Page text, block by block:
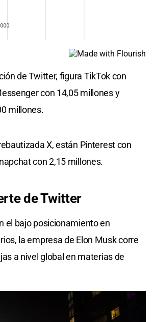
de Twitter, figura TikTok con
con 14,05 millones y
millones.
X, están Pinterest con
con 2,15 millones.
de Twitter
el bajo posicionamiento en
la empresa de Elon Musk corre
a nivel global en materias de